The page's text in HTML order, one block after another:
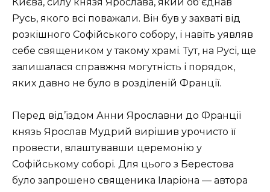
Русь, якого всі поважали. Він був у захваті від
розкішного Софійського собору, і навіть уявляв
себе священиком у такому храмі. Тут, на Русі, ще
залишалася справжня могутність і порядок,
яких давно не було в розділеній Франції.
Перед від’їздом Анни Ярославни до Франції
князь Ярослав Мудрий вирішив урочисто її
провести, влаштувавши церемонію у
Софійському соборі. Для цього з Берестова
було запрошено священика Іларіона — автора